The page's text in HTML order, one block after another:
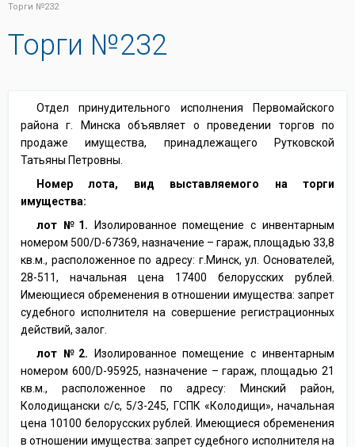
Торги №232
Торги №232
Отдел принудительного исполнения Первомайского
района г. Минска объявляет о проведении торгов по
продаже имущества, принадлежащего Рутковской
Татьяны Петровны.
Номер лота, вид выставляемого на торги
имущества:
лот №1. Изолированное помещение с инвентарным
номером 500/D-67369, назначение – гараж, площадью 33,8
кв.м., расположенное по адресу: г.Минск, ул. Основателей,
28-511, начальная цена 17400 белорусских рублей.
Имеющиеся обременения в отношении имущества: запрет
судебного исполнителя на совершение регистрационных
действий, залог.
лот №2. Изолированное помещение с инвентарным
номером 600/D-95925, назначение – гараж, площадью 21
кв.м., расположенное по адресу: Минский район,
Колодищански с/с, 5/3-245, ГСПК «Колодищи», начальная
цена 10100 белорусских рублей. Имеющиеся обременения
в отношении имущества: запрет судебного исполнителя на